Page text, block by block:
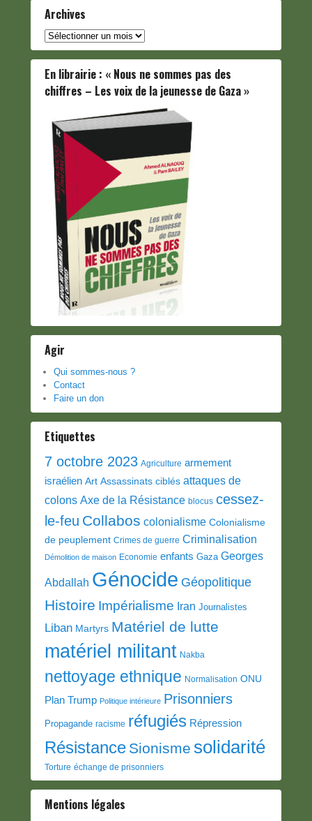
Archives
Archives
En librairie : « Nous ne sommes pas des
chiffres – Les voix de la jeunesse de Gaza »
Agir
Qui sommes-nous ?
Contact
Faire un don
Etiquettes
7 octobre 2023 Agriculture armement
israélien Art Assassinats ciblés attaques de
colons Axe de la Résistance blocus cessez-
le-feu Collabos colonialisme Colonialisme
de peuplement Crimes de guerre Criminalisation
Démolition de maison Economie enfants Gaza Georges
Abdallah Génocide Géopolitique
Histoire Impérialisme Iran Journalistes
Liban Martyrs Matériel de lutte
matériel militant Nakba
nettoyage ethnique Normalisation ONU
Plan Trump Politique intérieure Prisonniers
Propagande racisme réfugiés Répression
Résistance Sionisme solidarité
Torture échange de prisonniers
Mentions légales